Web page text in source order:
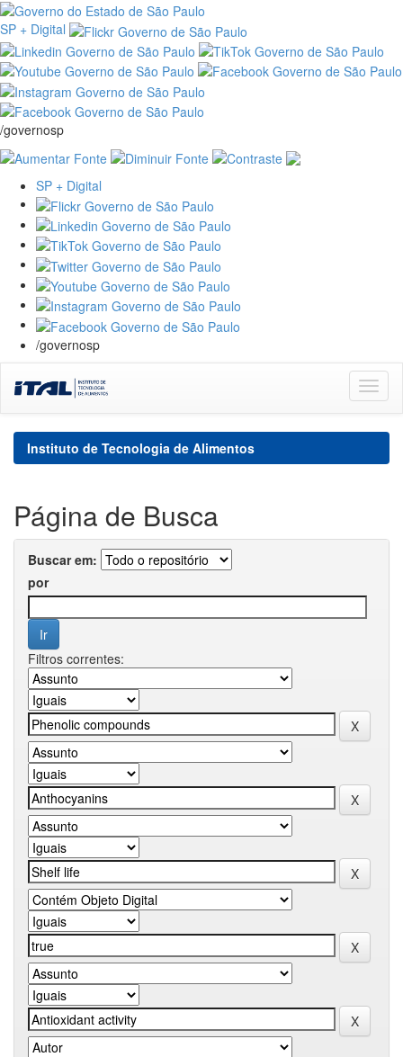
SP + Digital
/governosp
SP + Digital
/governosp
navigation
Instituto de Tecnologia de Alimentos
Página de Busca
Buscar em:
por
Filtros correntes: